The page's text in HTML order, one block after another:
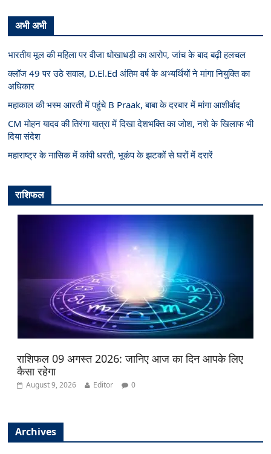
अभी अभी
भारतीय मूल की महिला पर वीजा धोखाधड़ी का आरोप, जांच के बाद बढ़ी हलचल
क्लॉज 49 पर उठे सवाल, D.El.Ed अंतिम वर्ष के अभ्यर्थियों ने मांगा नियुक्ति का
अधिकार
महाकाल की भस्म आरती में पहुंचे B Praak, बाबा के दरबार में मांगा आशीर्वाद
CM मोहन यादव की तिरंगा यात्रा में दिखा देशभक्ति का जोश, नशे के खिलाफ भी
दिया संदेश
महाराष्ट्र के नासिक में कांपी धरती, भूकंप के झटकों से घरों में दरारें
राशिफल
राशिफल 09 अगस्त 2026: जानिए आज का दिन आपके लिए
कैसा रहेगा
August 9, 2026 Editor 0
Archives